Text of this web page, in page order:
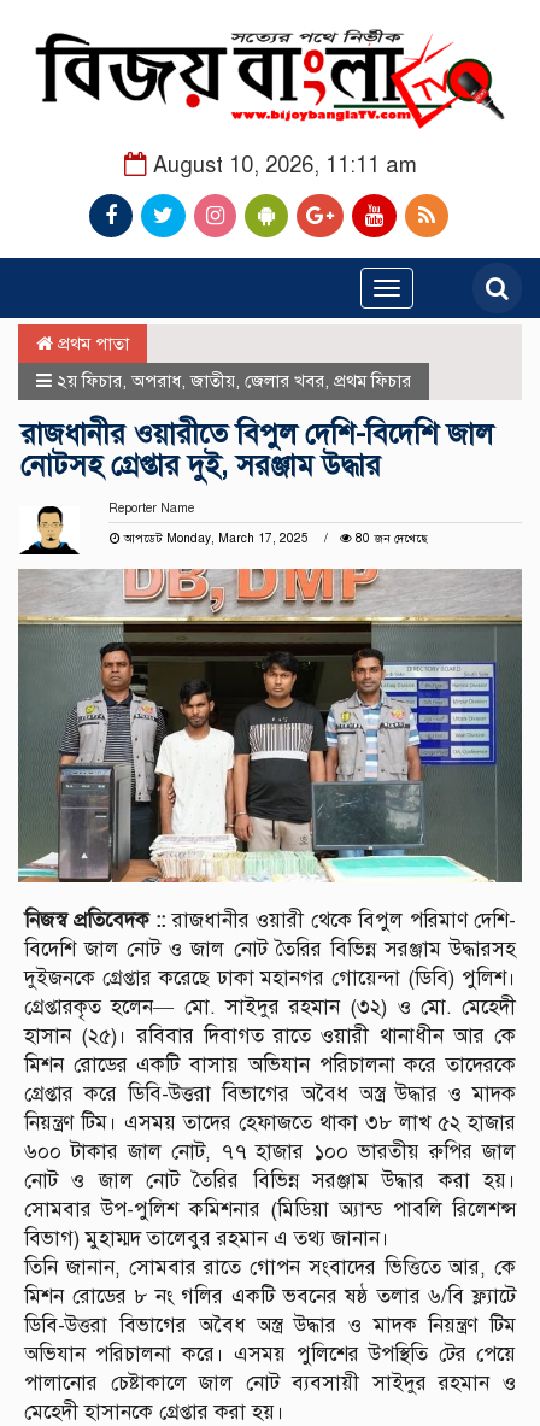
August 10, 2026, 11:11 am
Toggle
navigation
প্রথম পাতা
২য় ফিচার অপরাধ,জাতীয় জেলার খবর প্রথম ফিচার
রাজধানীর ওয়ারীতে বিপুল দেশি-বিদেশি জাল
নোটসহ গ্রেপ্তার দুই, সরঞ্জাম উদ্ধার
Reporter Name
আপডেট Monday, March 17, 2025
80 জন দেখেছে
নিজস্ব প্রতিবেদক ::রাজধানীর ওয়ারী থেকে বিপুল পরিমাণ দেশি-
বিদেশি জাল নোট ও জাল নোট তৈরির বিভিন্ন সরঞ্জাম উদ্ধারসহ
দুইজনকে গ্রেপ্তার করেছে ঢাকা মহানগর গোয়েন্দা (ডিবি) পুলিশ।
গ্রেপ্তারকৃত হলেন— মো. সাইদুর রহমান (৩২) ও মো. মেহেদী
হাসান (২৫)। রবিবার দিবাগত রাতে ওয়ারী থানাধীন আর কে
মিশন রোডের একটি বাসায় অভিযান পরিচালনা করে তাদেরকে
গ্রেপ্তার করে ডিবি-উত্তরা বিভাগের অবৈধ অস্ত্র উদ্ধার ও মাদক
নিয়ন্ত্রণ টিম। এসময় তাদের হেফাজতে থাকা ৩৮ লাখ ৫২ হাজার
৬০০ টাকার জাল নোট, ৭৭ হাজার ১০০ ভারতীয় রুপির জাল
নোট ও জাল নোট তৈরির বিভিন্ন সরঞ্জাম উদ্ধার করা হয়।
সোমবার উপ-পুলিশ কমিশনার (মিডিয়া অ্যান্ড পাবলি রিলেশন্স
বিভাগ) মুহাম্মদ তালেবুর রহমান এ তথ্য জানান।
তিনি জানান, সোমবার রাতে গোপন সংবাদের ভিত্তিতে আর, কে
মিশন রোডের ৮ নং গলির একটি ভবনের ষষ্ঠ তলার ৬/বি ফ্ল্যাটে
ডিবি-উত্তরা বিভাগের অবৈধ অস্ত্র উদ্ধার ও মাদক নিয়ন্ত্রণ টিম
অভিযান পরিচালনা করে। এসময় পুলিশের উপস্থিতি টের পেয়ে
পালানোর চেষ্টাকালে জাল নোট ব্যবসায়ী সাইদুর রহমান ও
মেহেদী হাসানকে গ্রেপ্তার করা হয়।